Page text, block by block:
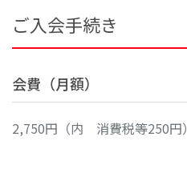
ご入会手続き
会費（月額）
2,750円（内 消費税等250円）